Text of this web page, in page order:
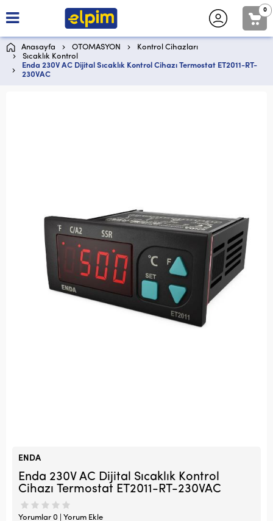
0
Anasayfa OTOMASYON
Kontrol Cihazları
Sıcaklık Kontrol
Enda 230V AC Dijital Sıcaklık Kontrol Cihazı Termostat ET2011-RT-
230VAC
ENDA
Enda 230V AC Dijital Sıcaklık Kontrol
Cihazı Termostat ET2011-RT-230VAC
Yorumlar 0 | Yorum Ekle